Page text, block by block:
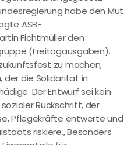
habe den Mut
ASB-
Fichtmüller den
(Freitagausgaben).
zu machen,
der die Solidarität in
Der Entwurf sei kein
Rückschritt, der
Pflegekräfte entwerte und
riskiere., Besonders